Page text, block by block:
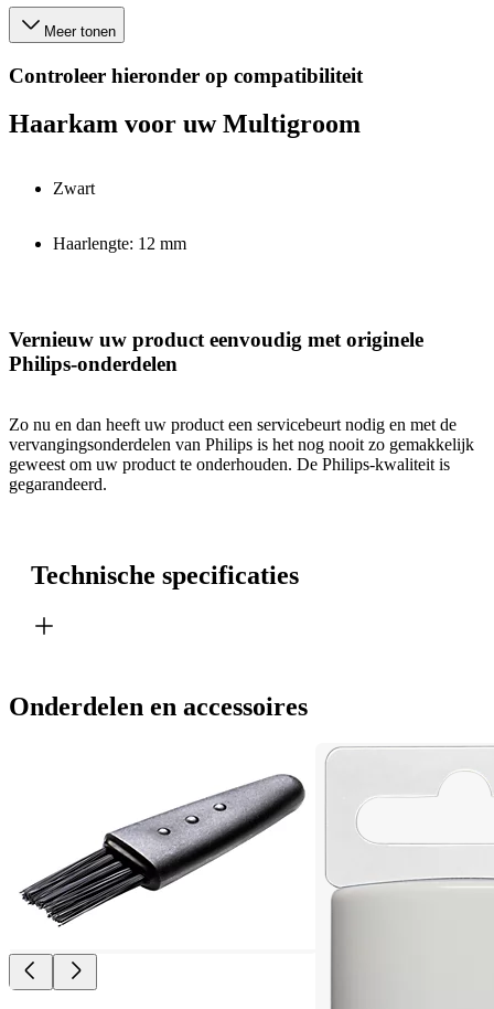
Meer tonen
Controleer hieronder op compatibiliteit
Haarkam voor uw Multigroom
Zwart
Haarlengte: 12 mm
Vernieuw uw product eenvoudig met originele
Philips-onderdelen
Zo nu en dan heeft uw product een servicebeurt nodig en met de
vervangingsonderdelen van Philips is het nog nooit zo gemakkelijk
geweest om uw product te onderhouden. De Philips-kwaliteit is
gegarandeerd.
Technische specificaties
Onderdelen en accessoires